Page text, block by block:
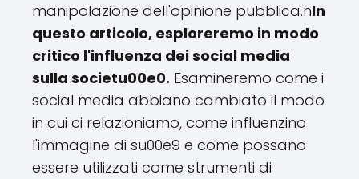
manipolazione dell'opinione pubblica.nIn
questo articolo, esploreremo in modo
critico l'influenza dei social media
sulla societu00e0. Esamineremo come i
social media abbiano cambiato il modo
in cui ci relazioniamo, come influenzino
l'immagine di su00e9 e come possano
essere utilizzati come strumenti di